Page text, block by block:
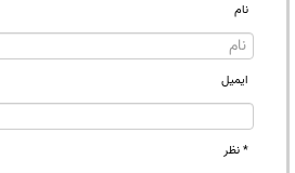
نام
ایمیل
* نظر